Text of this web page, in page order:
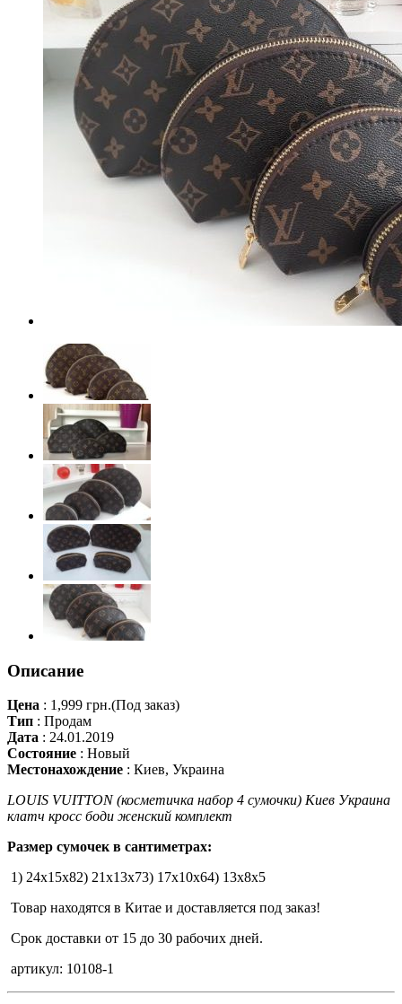
Описание
Цена : 1,999 грн.(Под заказ)
Тип : Продам
Дата : 24.01.2019
Состояние : Новый
Местонахождение : Киев, Украина
LOUIS VUITTON (косметичка набор 4 сумочки) Киев Украина
клатч кросс боди женский комплект
Размер сумочек в сантиметрах:
1) 24х15х82) 21х13х73) 17х10х64) 13х8х5
Товар находятся в Китае и доставляется под заказ!
Срок доставки от 15 до 30 рабочих дней.
артикул: 10108-1